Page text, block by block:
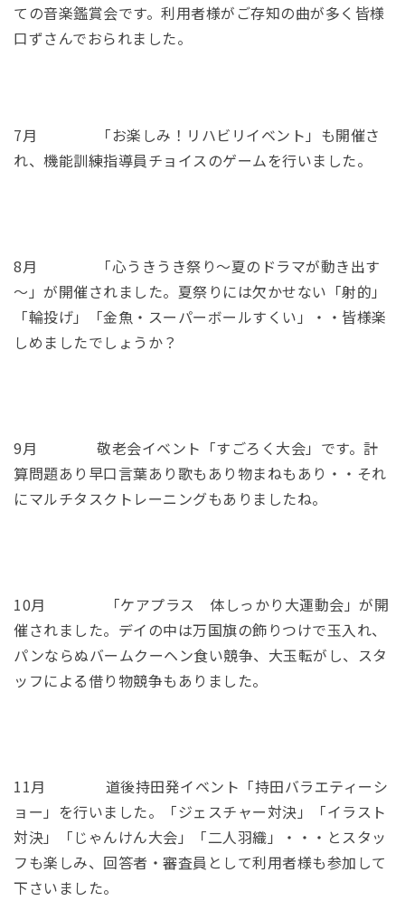
ての音楽鑑賞会です。利用者様がご存知の曲が多く皆様
口ずさんでおられました。
7月 「お楽しみ！リハビリイベント」も開催さ
れ、機能訓練指導員チョイスのゲームを行いました。
8月 「心うきうき祭り～夏のドラマが動き出す
～」が開催されました。夏祭りには欠かせない「射的」
「輪投げ」「金魚・スーパーボールすくい」・・皆様楽
しめましたでしょうか？
9月 敬老会イベント「すごろく大会」です。計
算問題あり早口言葉あり歌もあり物まねもあり・・それ
にマルチタスクトレーニングもありましたね。
10月 「ケアプラス 体しっかり大運動会」が開
催されました。デイの中は万国旗の飾りつけで玉入れ、
パンならぬバームクーヘン食い競争、大玉転がし、スタ
ッフによる借り物競争もありました。
11月 道後持田発イベント「持田バラエティーシ
ョー」を行いました。「ジェスチャー対決」「イラスト
対決」「じゃんけん大会」「二人羽織」・・・とスタッ
フも楽しみ、回答者・審査員として利用者様も参加して
下さいました。